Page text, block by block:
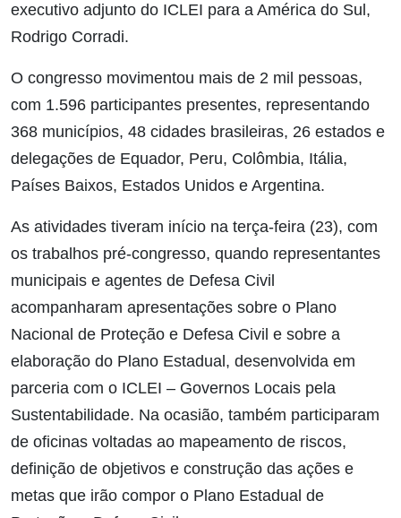
executivo adjunto do ICLEI para a América do Sul,
Rodrigo Corradi.
O congresso movimentou mais de 2 mil pessoas,
com 1.596 participantes presentes, representando
368 municípios, 48 cidades brasileiras, 26 estados e
delegações de Equador, Peru, Colômbia, Itália,
Países Baixos, Estados Unidos e Argentina.
As atividades tiveram início na terça-feira (23), com
os trabalhos pré-congresso, quando representantes
municipais e agentes de Defesa Civil
acompanharam apresentações sobre o Plano
Nacional de Proteção e Defesa Civil e sobre a
elaboração do Plano Estadual, desenvolvida em
parceria com o ICLEI – Governos Locais pela
Sustentabilidade. Na ocasião, também participaram
de oficinas voltadas ao mapeamento de riscos,
definição de objetivos e construção das ações e
metas que irão compor o Plano Estadual de